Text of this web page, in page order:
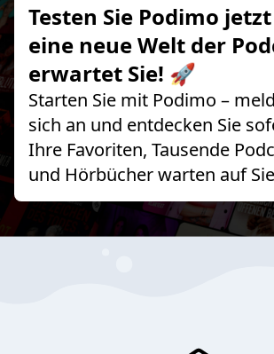
Testen Sie Podimo jetzt
eine neue Welt der
erwartet Sie! 🚀
Starten Sie mit Podimo –
sich an und entdecken Sie
Ihre Favoriten, Tausende
und Hörbücher warten auf